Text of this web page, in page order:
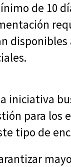
de 10
iniciativa
para los
tipo de